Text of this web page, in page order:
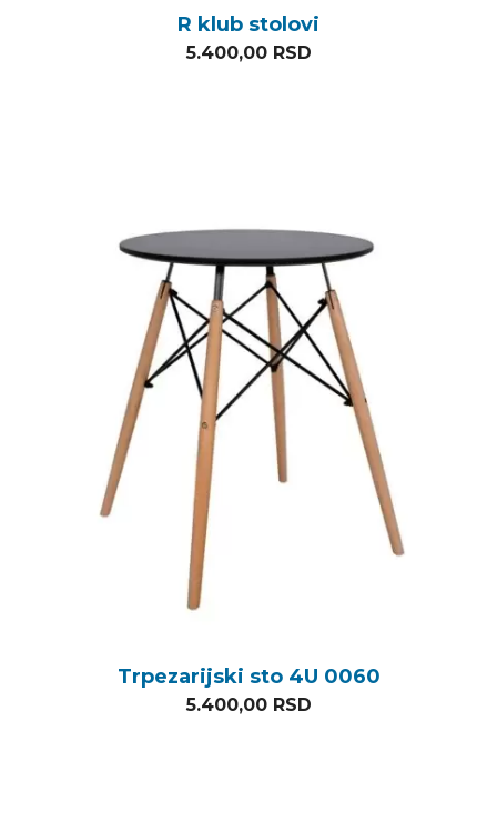
R klub stolovi
5.400,00 RSD
Trpezarijski sto 4U 0060
5.400,00 RSD